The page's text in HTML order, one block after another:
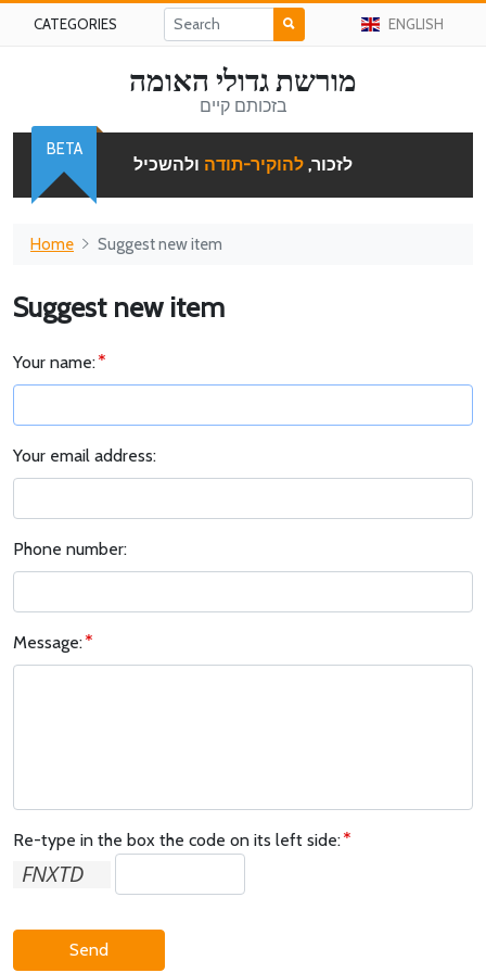
CATEGORIES ENGLISH
מורשת גדולי האומה
בזכותם קיים
לזכור, להוקיר-תודה ולהשכיל
BETA
Home Suggest new item
Suggest new item
Your name:
Your email address:
Phone number:
Message:
Re-type in the box the code on its left side:
Send